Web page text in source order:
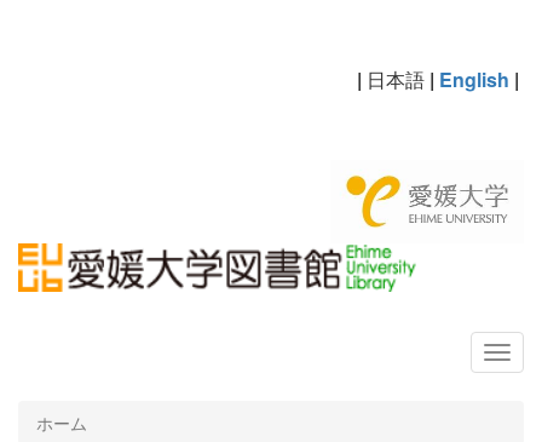
| 日本語 | English |
ホーム